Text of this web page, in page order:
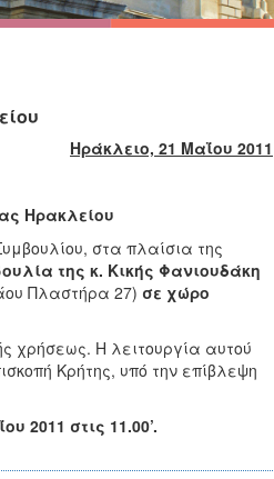
Ηράκλειο, 21 Μαΐου 2011
Ηρακλείου
στα πλαίσια της
της κ. Κικής Φανιουδάκη
Πλαστήρα 27) σε χώρο
χρήσεως. Η λειτουργία αυτού
Κρήτης, υπό την επίβλεψη
2011 στις 11.00’.